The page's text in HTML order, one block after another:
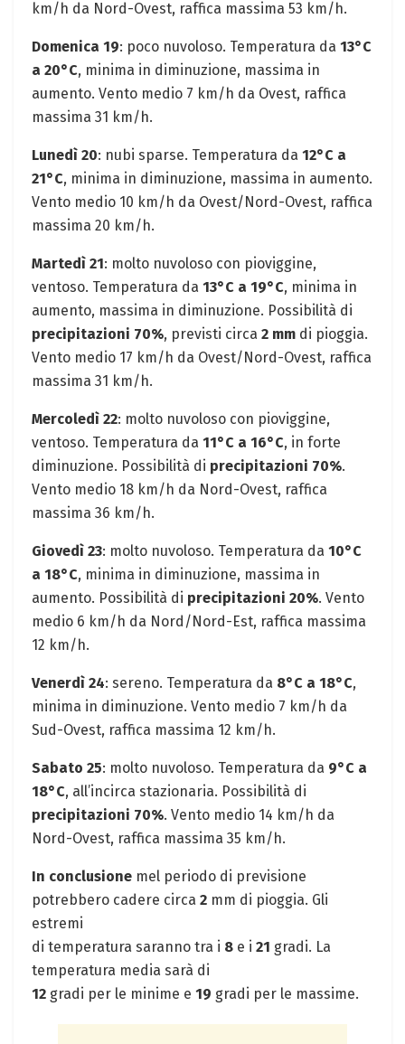
km/h da Nord-Ovest, raffica massima 53 km/h.
Domenica 19: poco nuvoloso. Temperatura da 13°C
a 20°C, minima in diminuzione, massima in
aumento. Vento medio 7 km/h da Ovest, raffica
massima 31 km/h.
Lunedì 20: nubi sparse. Temperatura da 12°C a
21°C, minima in diminuzione, massima in aumento.
Vento medio 10 km/h da Ovest/Nord-Ovest, raffica
massima 20 km/h.
Martedì 21: molto nuvoloso con pioviggine,
ventoso. Temperatura da 13°C a 19°C, minima in
aumento, massima in diminuzione. Possibilità di
precipitazioni 70%, previsti circa 2 mm di pioggia.
Vento medio 17 km/h da Ovest/Nord-Ovest, raffica
massima 31 km/h.
Mercoledì 22: molto nuvoloso con pioviggine,
ventoso. Temperatura da 11°C a 16°C, in forte
diminuzione. Possibilità di precipitazioni 70%.
Vento medio 18 km/h da Nord-Ovest, raffica
massima 36 km/h.
Giovedì 23: molto nuvoloso. Temperatura da 10°C
a 18°C, minima in diminuzione, massima in
aumento. Possibilità di precipitazioni 20%. Vento
medio 6 km/h da Nord/Nord-Est, raffica massima
12 km/h.
Venerdì 24: sereno. Temperatura da 8°C a 18°C,
minima in diminuzione. Vento medio 7 km/h da
Sud-Ovest, raffica massima 12 km/h.
Sabato 25: molto nuvoloso. Temperatura da 9°C a
18°C, all’incirca stazionaria. Possibilità di
precipitazioni 70%. Vento medio 14 km/h da
Nord-Ovest, raffica massima 35 km/h.
In conclusione mel periodo di previsione
potrebbero cadere circa 2 mm di pioggia. Gli
estremi
di temperatura saranno tra i 8 e i 21 gradi. La
temperatura media sarà di
12 gradi per le minime e 19 gradi per le massime.